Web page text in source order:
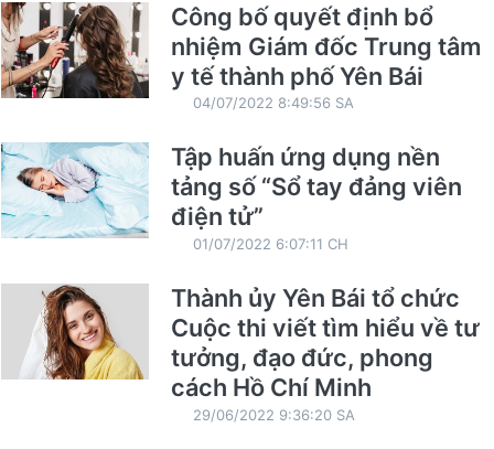
Công bố quyết định bổ
nhiệm Giám đốc Trung tâm
y tế thành phố Yên Bái
04/07/2022 8:49:56 SA
Tập huấn ứng dụng nền
tảng số “Sổ tay đảng viên
điện tử”
01/07/2022 6:07:11 CH
Thành ủy Yên Bái tổ chức
Cuộc thi viết tìm hiểu về tư
tưởng, đạo đức, phong
cách Hồ Chí Minh
29/06/2022 9:36:20 SA